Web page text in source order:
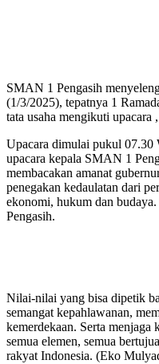
SMAN 1 Pengasih
(1/3/2025), tepatnya 1
tata usaha mengikuti upacara
Upacara dimulai pukul 07.30
upacara kepala SMAN 1
membacakan amanat
penegakan kedaulatan dari
ekonomi, hukum dan
Pengasih.
Nilai-nilai yang bisa dipetik
semangat kepahlawanan,
kemerdekaan. Serta menjaga
semua elemen, semua
rakyat Indonesia. (Eko